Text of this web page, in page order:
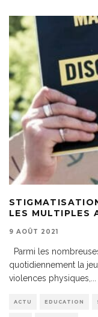
LES MULTIPLES
9 AOÛT 2021
Parmi les
quotidiennement la
violences physiques,...
ACTU EDUCATION